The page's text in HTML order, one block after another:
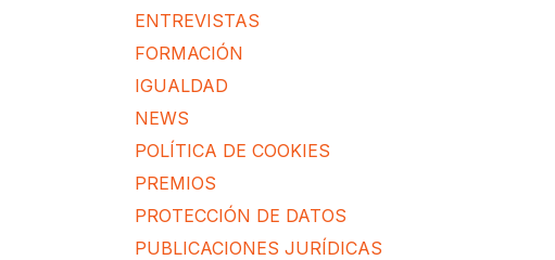
ENTREVISTAS
FORMACIÓN
IGUALDAD
NEWS
POLÍTICA DE COOKIES
PREMIOS
PROTECCIÓN DE DATOS
PUBLICACIONES JURÍDICAS